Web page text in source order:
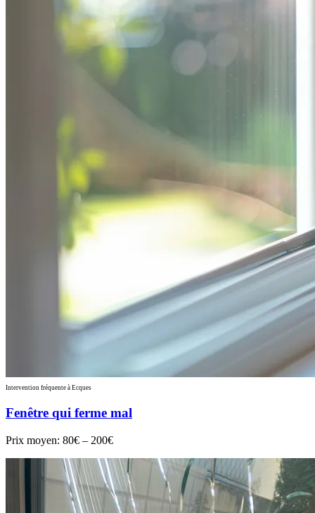
Intervention fréquente à Ecques
Fenêtre qui ferme mal
Prix moyen: 80€ – 200€